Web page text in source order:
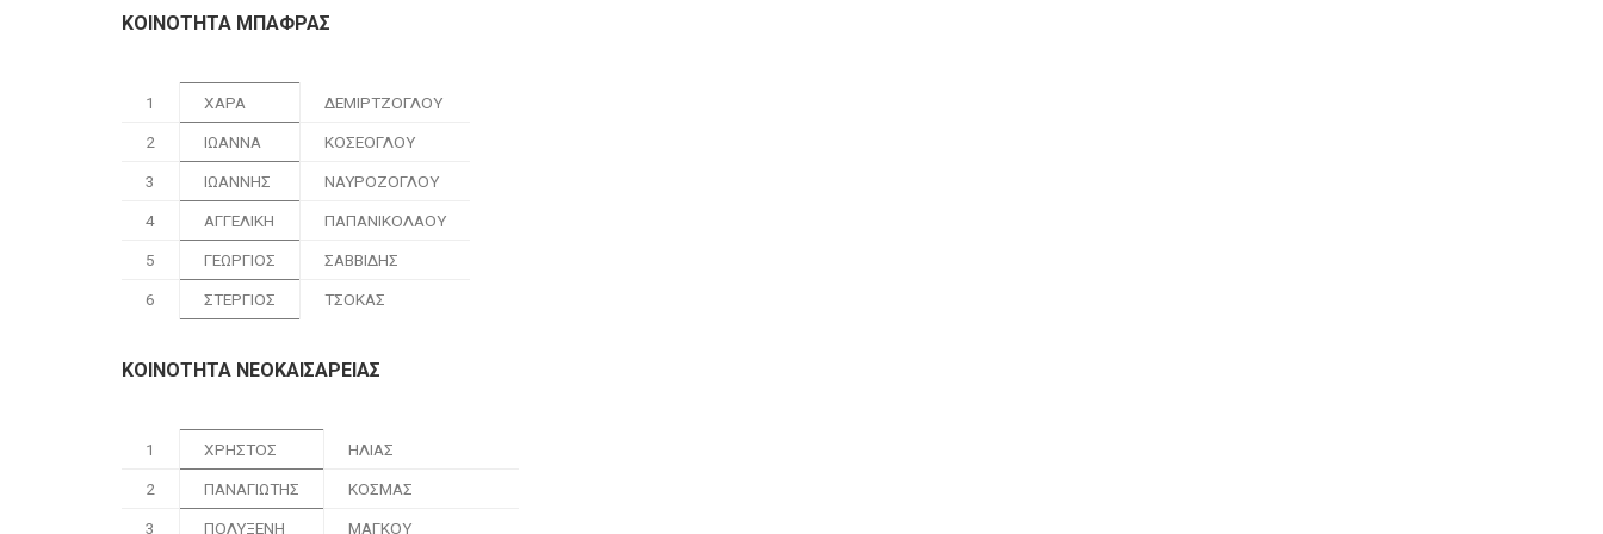
ΚΟΙΝΟΤΗΤΑ ΜΠΑΦΡΑΣ
1 ΧΑΡΑ ΔΕΜΙΡΤΖΟΓΛΟΥ
2 ΙΩΑΝΝΑ ΚΟΣΕΟΓΛΟΥ
3 ΙΩΑΝΝΗΣ ΝΑΥΡΟΖΟΓΛΟΥ
4 ΑΓΓΕΛΙΚΗ ΠΑΠΑΝΙΚΟΛΑΟΥ
5 ΓΕΩΡΓΙΟΣ ΣΑΒΒΙΔΗΣ
6 ΣΤΕΡΓΙΟΣ ΤΣΟΚΑΣ
ΚΟΙΝΟΤΗΤΑ ΝΕΟΚΑΙΣΑΡΕΙΑΣ
1 ΧΡΗΣΤΟΣ ΗΛΙΑΣ
2 ΠΑΝΑΓΙΩΤΗΣ ΚΟΣΜΑΣ
3 ΠΟΛΥΞΕΝΗ ΜΑΓΚΟΥ